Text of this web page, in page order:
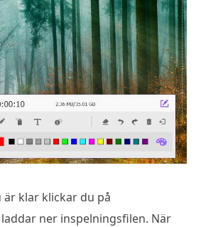
är klar klickar du på
ner inspelningsfilen. När